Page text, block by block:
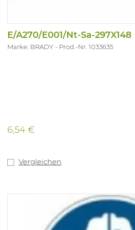
E/A270/E001/Nt-Sa-297X148
Marke: BRADY Prod.-Nr. 1033635
6,54 €
Vergleichen